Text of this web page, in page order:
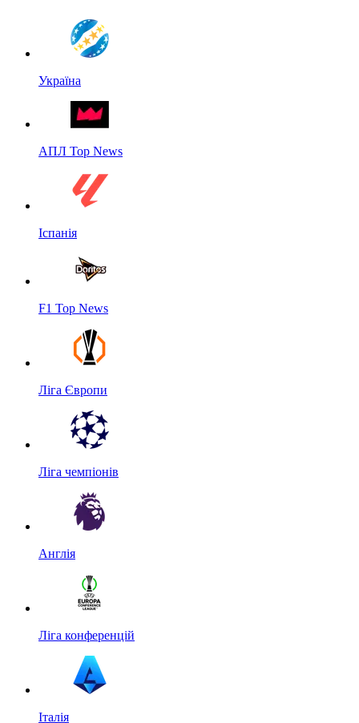
Україна
АПЛ Top News
Іспанія
F1 Top News
Ліга Європи
Ліга чемпіонів
Англія
Ліга конференцій
Італія